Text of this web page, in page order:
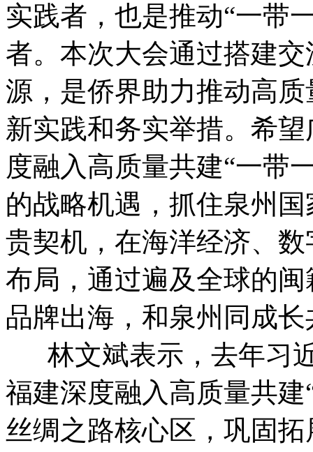
实践者，也是推动“一带
者。本次大会通过搭建
源，是侨界助力推动高
新实践和务实举措。希
度融入高质量共建“一带
的战略机遇，抓住泉州
贵契机，在海洋经济、
布局，通过遍及全球的
品牌出海，和泉州同成
林文斌表示，去年习
福建深度融入高质量共
丝绸之路核心区，巩固